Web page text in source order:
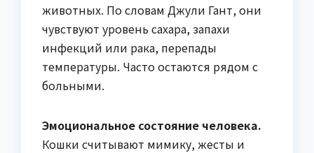
животных. По словам Джули Гант, они
чувствуют уровень сахара, запахи
инфекций или рака, перепады
температуры. Часто остаются рядом с
больными.
Эмоциональное состояние человека.
Кошки считывают мимику, жесты и